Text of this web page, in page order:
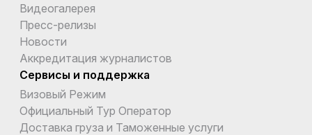
Видеогалерея
Пресс-релизы
Новости
Аккредитация журналистов
Сервисы и поддержка
Визовый Режим
Официальный Тур Оператор
Доставка груза и Таможенные услуги